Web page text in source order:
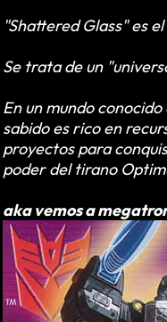
"Shattered Glass" es
Se trata de un
En un mundo
sabido es rico en
proyectos para
poder del tirano
aka vemos a